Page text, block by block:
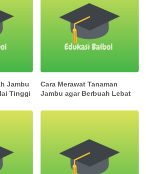
Jambu
Tinggi
Cara Merawat Tanaman
Jambu agar Berbuah Lebat